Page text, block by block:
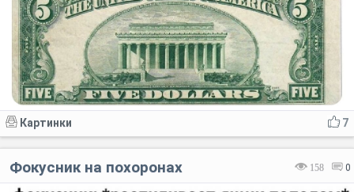
7
Картинки
158 0
Фокусник на похоронах